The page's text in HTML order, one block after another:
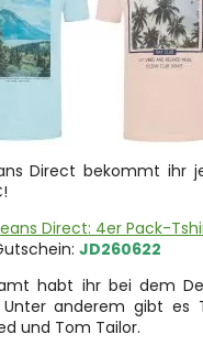
Direct bekommt ihr
Direct: 4er Pack-
JD260622
habt ihr bei dem
Unter anderem gibt es
und Tom Tailor.